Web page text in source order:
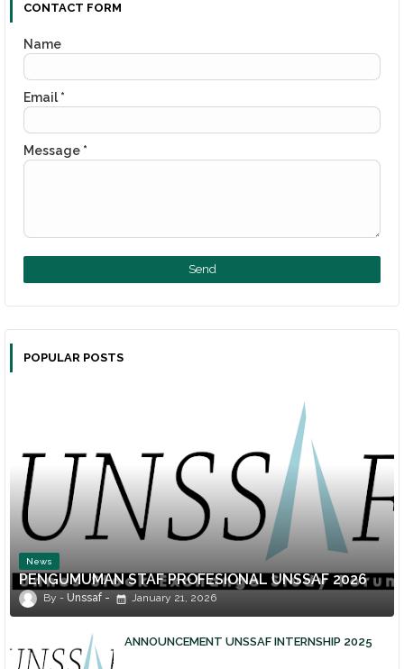
CONTACT FORM
Name
Email*
Message *
POPULAR POSTS
News
PENGUMUMAN STAF PROFESIONAL UNSSAF 2026
Unssaf January 21, 2026
ANNOUNCEMENT UNSSAF INTERNSHIP 2025